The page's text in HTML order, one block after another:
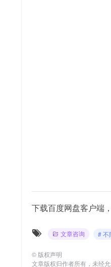
下载百度网盘客户端
文章咨询 # 不
© 版权声明
文章版权归作者所有，未经允